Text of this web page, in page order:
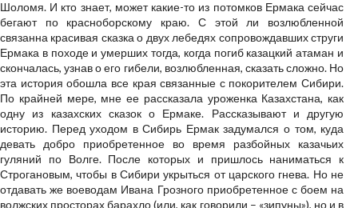
Шоломя. И кто знает, может какие-то из потомков Ермака сейчас
бегают по красноборскому краю. С этой ли возлюбленной
связанна красивая сказка о двух лебедях сопровождавших струги
Ермака в походе и умерших тогда, когда погиб казацкий атаман и
скончалась, узнав о его гибели, возлюбленная, сказать сложно. Но
эта история обошла все края связанные с покорителем Сибири.
По крайней мере, мне ее рассказала уроженка Казахстана, как
одну из казахских сказок о Ермаке. Рассказывают и другую
историю. Перед уходом в Сибирь Ермак задумался о том, куда
девать добро приобретенное во время разбойных казачьих
гуляний по Волге. После которых и пришлось наниматься к
Строгановым, чтобы в Сибири укрыться от царского гнева. Но не
отдавать же воеводам Ивана Грозного приобретенное с боем на
волжских просторах барахло (или, как говорили – «зипуны»), но и в